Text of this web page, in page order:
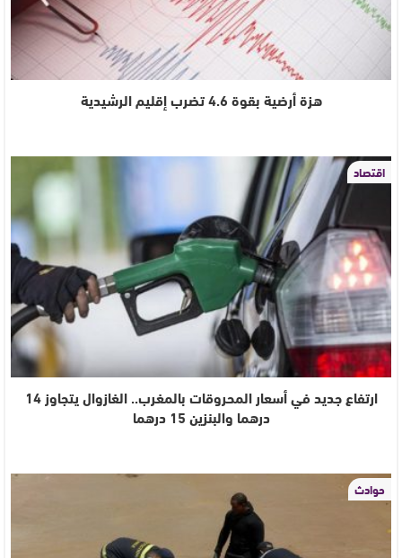
هزة أرضية بقوة 4.6 تضرب إقليم الرشيدية
اقتصاد
ارتفاع جديد في أسعار المحروقات بالمغرب.. الغازوال يتجاوز 14
درهما والبنزين 15 درهما
حوادث